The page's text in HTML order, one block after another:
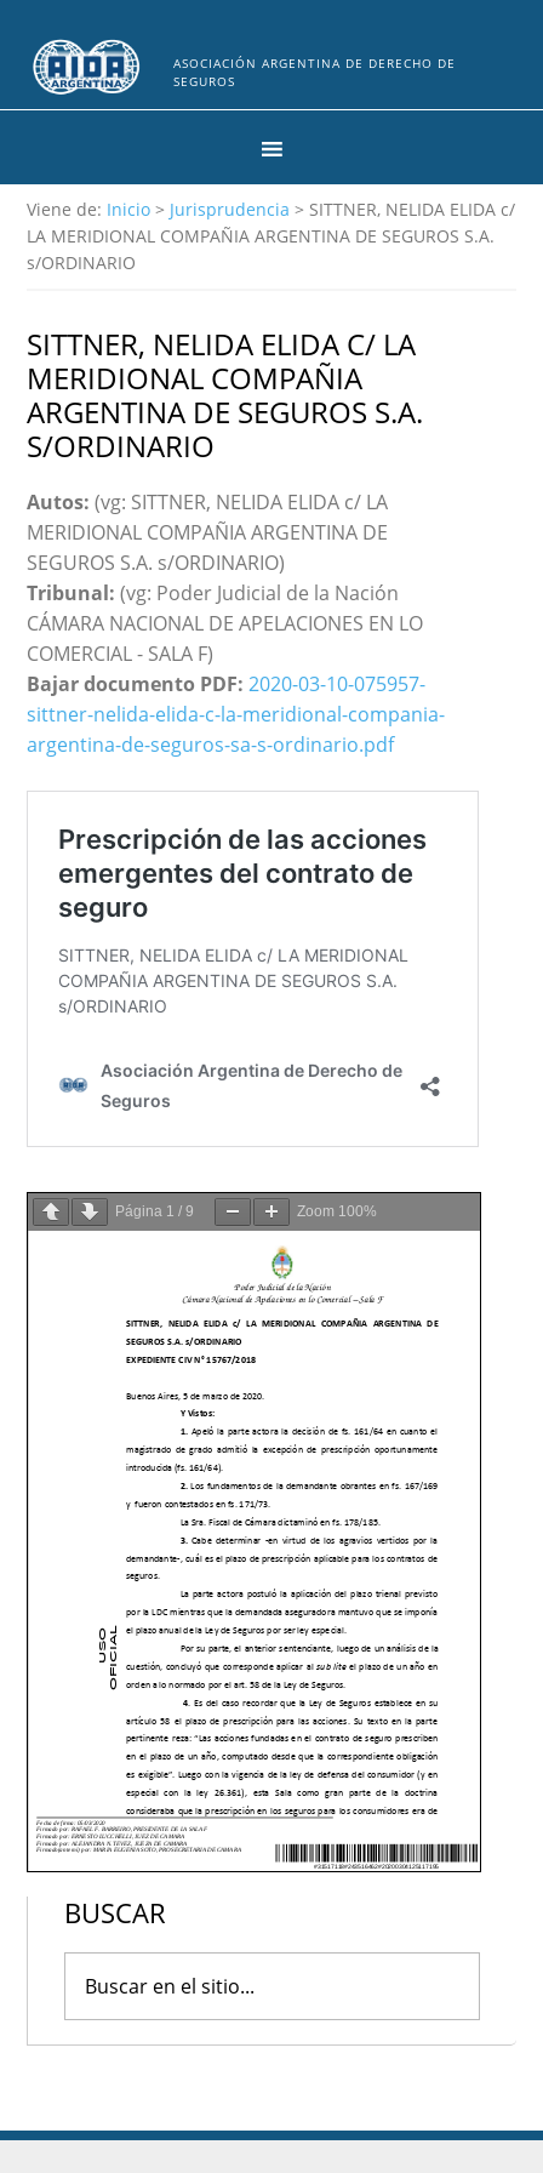
ASOCIACIÓN ARGENTINA DE DERECHO DE
SEGUROS
Viene de: Inicio> Jurisprudencia > SITTNER, NELIDA ELIDA c/
LA MERIDIONAL COMPAÑIA ARGENTINA DE SEGUROS S.A.
s/ORDINARIO
SITTNER, NELIDA ELIDA C/ LA
MERIDIONAL COMPAÑIA
ARGENTINA DE SEGUROS S.A.
S/ORDINARIO
Autos: (vg: SITTNER, NELIDA ELIDA c/ LA
MERIDIONAL COMPAÑIA ARGENTINA DE
SEGUROS S.A. s/ORDINARIO)
Tribunal: (vg: Poder Judicial de la Nación
CÁMARA NACIONAL DE APELACIONES EN LO
COMERCIAL - SALA F)
Bajar documento PDF:2020-03-10-075957-
sittner-nelida-elida-c-la-meridional-compania-
argentina-de-seguros-sa-s-ordinario.pdf
Página 1 /9 Zoom 100%
BUSCAR